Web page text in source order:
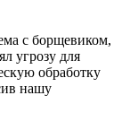
с борщевиком,
угрозу для
обработку
нашу